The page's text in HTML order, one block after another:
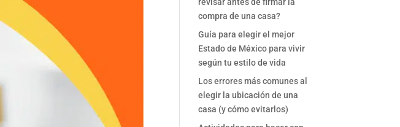
compra de una casa?
Guía para elegir el mejor
Estado de México para vivir
según tu estilo de vida
Los errores más comunes al
elegir la ubicación de una
casa (y cómo evitarlos)